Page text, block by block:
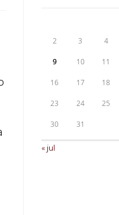
2 3 4
9 10 11
16 17 18
23 24 25
30 31
« jul